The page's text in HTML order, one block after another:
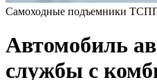
Самоходные подъемники
Автомобиль
службы с